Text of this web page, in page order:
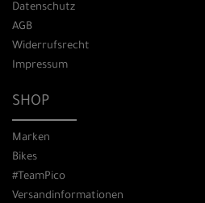
Datenschutz
AGB
Widerrufsrecht
Impressum
SHOP
Marken
Bikes
#TeamPico
Versandinformationen